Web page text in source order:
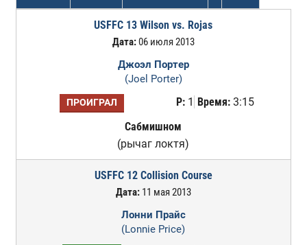
USFFC 13 Wilson vs. Rojas
Дата:06 июля 2013
Джоэл Портер
(Joel Porter)
ПРОИГРАЛ Р:1 Время:3:15
Сабмишном
(рычаг локтя)
USFFC 12 Collision Course
Дата:11 мая 2013
Лонни Прайс
(Lonnie Price)